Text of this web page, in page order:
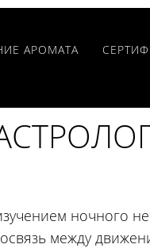
АРОМАТА
ночного
между